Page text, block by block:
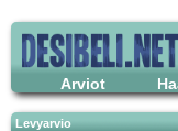
Arviot
Levyarvio